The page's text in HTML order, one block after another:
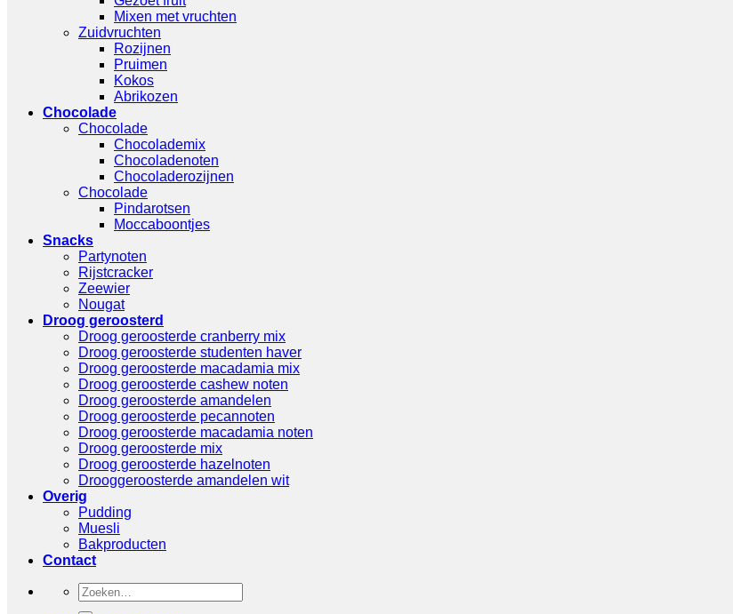
Mixen met vruchten
Zuidvruchten
Rozijnen
Pruimen
Kokos
Abrikozen
Chocolade
Chocolade
Chocolademix
Chocoladenoten
Chocoladerozijnen
Chocolade
Pindarotsen
Moccaboontjes
Snacks
Partynoten
Rijstcracker
Zeewier
Nougat
Droog geroosterd
Droog geroosterde cranberry mix
Droog geroosterde studenten haver
Droog geroosterde macadamia mix
Droog geroosterde cashew noten
Droog geroosterde amandelen
Droog geroosterde pecannoten
Droog geroosterde macadamia noten
Droog geroosterde mix
Droog geroosterde hazelnoten
Drooggeroosterde amandelen wit
Overig
Pudding
Muesli
Bakproducten
Contact
Zoeken
naar: